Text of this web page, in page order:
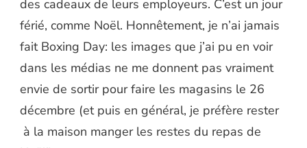
des cadeaux de leurs employeurs. C’est un jour
férié, comme Noël. Honnêtement, je n’ai jamais
fait Boxing Day: les images que j’ai pu en voir
dans les médias ne me donnent pas vraiment
envie de sortir pour faire les magasins le 26
décembre (et puis en général, je préfère rester
à la maison manger les restes du repas de